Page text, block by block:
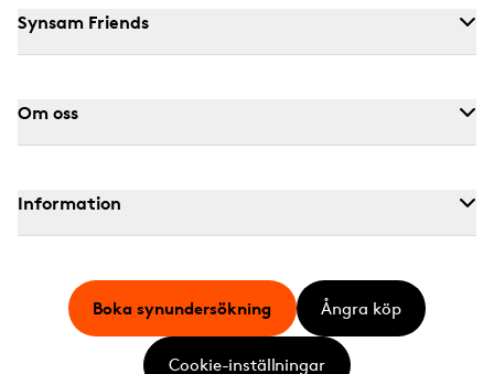
Synsam Friends
Om oss
Information
Boka synundersökning Ångra köp
Cookie-inställningar